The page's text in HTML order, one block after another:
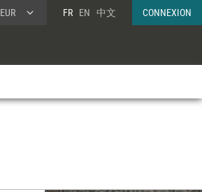
EUR FR EN 中文 CONNEXION